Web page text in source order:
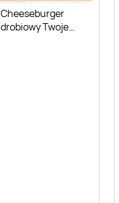
Cheeseburger
drobiowy Twoje